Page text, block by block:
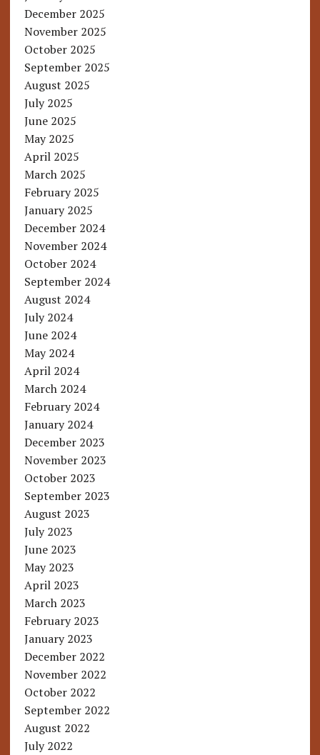
December 2025
November 2025
October 2025
September 2025
August 2025
July 2025
June 2025
May 2025
April 2025
March 2025
February 2025
January 2025
December 2024
November 2024
October 2024
September 2024
August 2024
July 2024
June 2024
May 2024
April 2024
March 2024
February 2024
January 2024
December 2023
November 2023
October 2023
September 2023
August 2023
July 2023
June 2023
May 2023
April 2023
March 2023
February 2023
January 2023
December 2022
November 2022
October 2022
September 2022
August 2022
July 2022